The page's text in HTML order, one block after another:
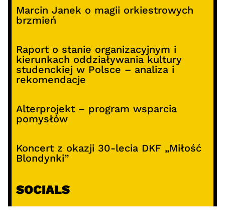
Marcin Janek o magii orkiestrowych
brzmień
Raport o stanie organizacyjnym i
kierunkach oddziaływania kultury
studenckiej w Polsce – analiza i
rekomendacje
Alterprojekt – program wsparcia
pomysłów
Koncert z okazji 30-lecia DKF „Miłość
Blondynki”
SOCIALS